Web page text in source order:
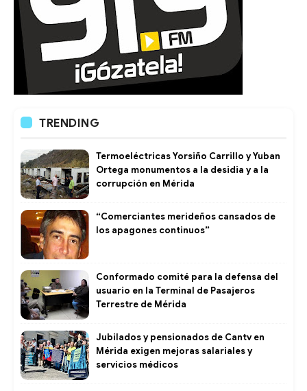
TRENDING
Termoeléctricas Yorsiño Carrillo y Yuban
Ortega monumentos a la desidia y a la
corrupción en Mérida
“Comerciantes merideños cansados de
los apagones continuos”
Conformado comité para la defensa del
usuario en la Terminal de Pasajeros
Terrestre de Mérida
Jubilados y pensionados de Cantv en
Mérida exigen mejoras salariales y
servicios médicos